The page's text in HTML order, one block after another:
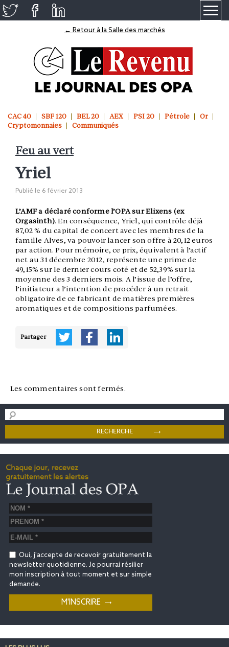
← Retour à la Salle des marchés
CAC 40 SBF 120 BEL 20 AEX PSI 20 Pétrole
Or
Cryptomonnaies
Communiqués
Feu au vert
Yriel
Publié le 6 février 2013
L’AMF a déclaré conforme l’OPA sur Elixens (ex
Orgasinth). En conséquence, Yriel, qui contrôle déjà
87,02 % du capital de concert avec les membres de la
famille Alves, va pouvoir lancer son offre à 20,12 euros
par action. Pour mémoire, ce prix, équivalent à l’actif
net au 31 décembre 2012, représente une prime de
49,15% sur le dernier cours coté et de 52,39% sur la
moyenne des 3 derniers mois. A l’issue de l’offre,
l’initiateur a l’intention de procéder à un retrait
obligatoire de ce fabricant de matières premières
aromatiques et de compositions parfumées.
Partager
Les commentaires sont fermés.
Oui, j'accepte de recevoir gratuitement la
newsletter quotidienne. Je pourrai résilier
mon inscription à tout moment et sur simple
demande.